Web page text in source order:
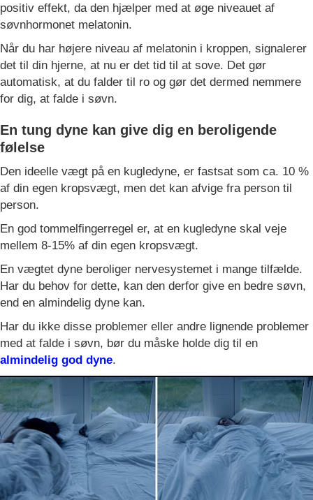
positiv effekt, da den hjælper med at øge niveauet af
søvnhormonet melatonin.
Når du har højere niveau af melatonin i kroppen, signalerer
det til din hjerne, at nu er det tid til at sove. Det gør
automatisk, at du falder til ro og gør det dermed nemmere
for dig, at falde i søvn.
En tung dyne kan give dig en beroligende
følelse
Den ideelle vægt på en kugledyne, er fastsat som ca. 10 %
af din egen kropsvægt, men det kan afvige fra person til
person.
En god tommelfingerregel er, at en kugledyne skal veje
mellem 8-15% af din egen kropsvægt.
En vægtet dyne beroliger nervesystemet i mange tilfælde.
Har du behov for dette, kan den derfor give en bedre søvn,
end en almindelig dyne kan.
Har du ikke disse problemer eller andre lignende problemer
med at falde i søvn, bør du måske holde dig til en
almindelig god dyne.